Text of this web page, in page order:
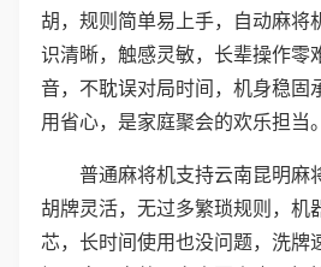
胡，规则简单易上手，自动麻将
识清晰，触感灵敏，长辈操作零
音，不耽误对局时间，机身稳固
用省心，是家庭聚会的欢乐担当。
普通麻将机支持云南昆明麻
胡牌灵活，无过多繁琐规则，机
芯，长时间使用也没问题，洗牌